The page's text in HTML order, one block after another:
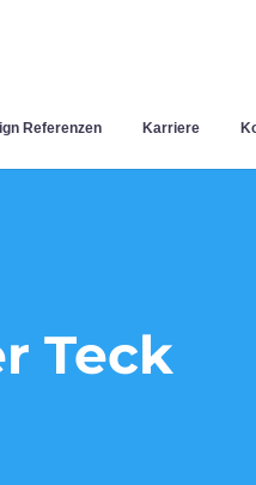
Referenzen Karriere
Teck